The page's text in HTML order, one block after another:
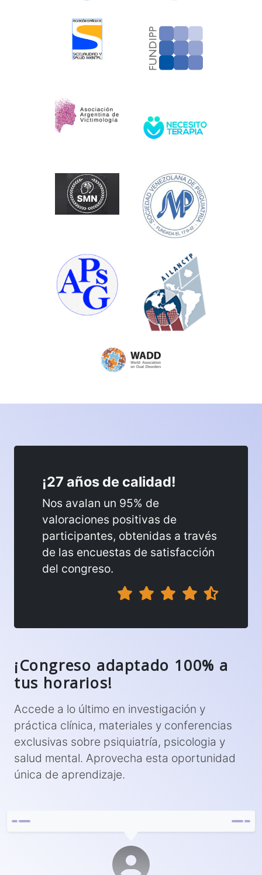
¡27 años de calidad!
Nos avalan un 95% de
valoraciones positivas de
participantes, obtenidas a través
de las encuestas de satisfacción
del congreso.
¡Congreso adaptado 100% a
tus horarios!
Accede a lo último en investigación y
práctica clínica, materiales y conferencias
exclusivas sobre psiquiatría, psicologia y
salud mental. Aprovecha esta oportunidad
única de aprendizaje.